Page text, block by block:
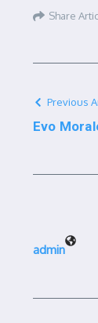
Share
Previous
Evo
admin